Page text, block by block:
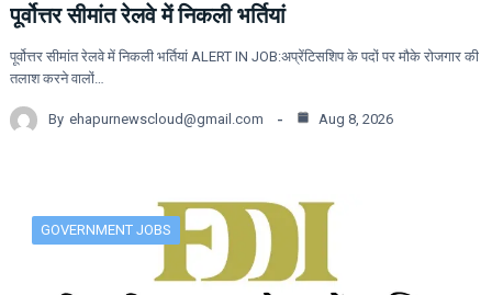
पूर्वोत्तर सीमांत रेलवे में निकली भर्तियां
पूर्वोत्तर सीमांत रेलवे में निकली भर्तियां ALERT IN JOB:अप्रेंटिसशिप के पदों पर मौके रोजगार की
तलाश करने वालों…
By ehapurnewscloud@gmail.com Aug 8, 2026
GOVERNMENT JOBS